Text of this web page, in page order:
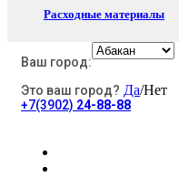
Расходные материалы
Электротовары
Ваш город:
Это ваш город? Да/Нет
+7(3902) 24-88-88